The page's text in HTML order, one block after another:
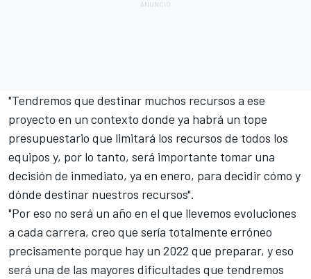
"Tendremos que destinar muchos recursos a ese
proyecto en un contexto donde ya habrá un tope
presupuestario que limitará los recursos de todos los
equipos y, por lo tanto, será importante tomar una
decisión de inmediato, ya en enero, para decidir cómo y
dónde destinar nuestros recursos".
"Por eso no será un año en el que llevemos evoluciones
a cada carrera, creo que sería totalmente erróneo
precisamente porque hay un 2022 que preparar, y eso
será una de las mayores dificultades que tendremos